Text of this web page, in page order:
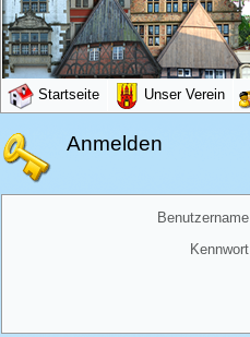
Startseite Unser Verein
Anmelden
Benutzername
Kennwort